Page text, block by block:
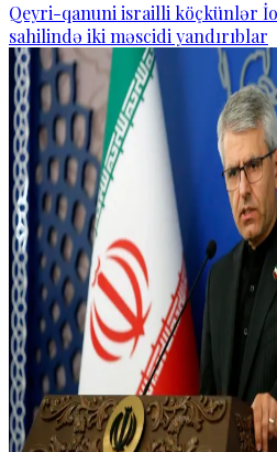
Qeyri-qanuni israilli köçkünlər
sahilində iki məscidi yandırıblar